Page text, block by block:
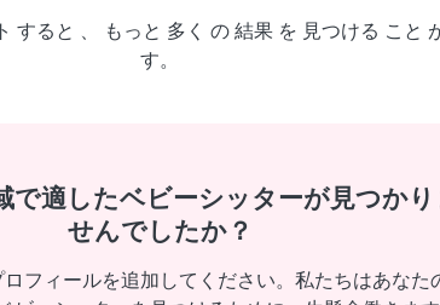
すると 、 もっと 多く の 結果 を 見つける こと
す。
で適したベビーシッターが見つかり
せんでしたか？
フィールを追加してください。私たちはあなた